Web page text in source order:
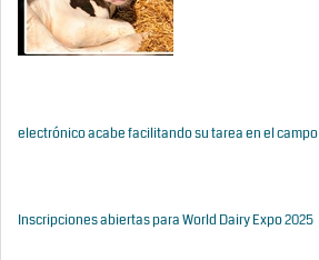
electrónico acabe facilitando su tarea en el campo
Inscripciones abiertas para World Dairy Expo 2025